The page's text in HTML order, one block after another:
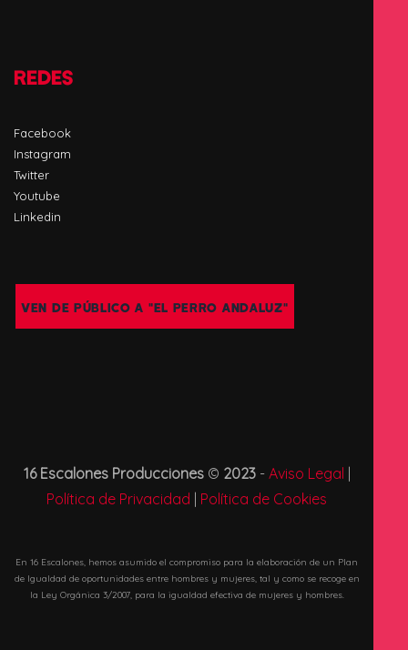
REDES
Facebook
Instagram
Twitter
Youtube
Linkedin
VEN DE PÚBLICO A "EL PERRO ANDALUZ"
16 Escalones Producciones© 2023- Aviso Legal |
Política de Privacidad | Política de Cookies
En 16 Escalones, hemos asumido el compromiso para la elaboración de un Plan
de Igualdad de oportunidades entre hombres y mujeres, tal y como se recoge en
la Ley Orgánica 3/2007, para la igualdad efectiva de mujeres y hombres.